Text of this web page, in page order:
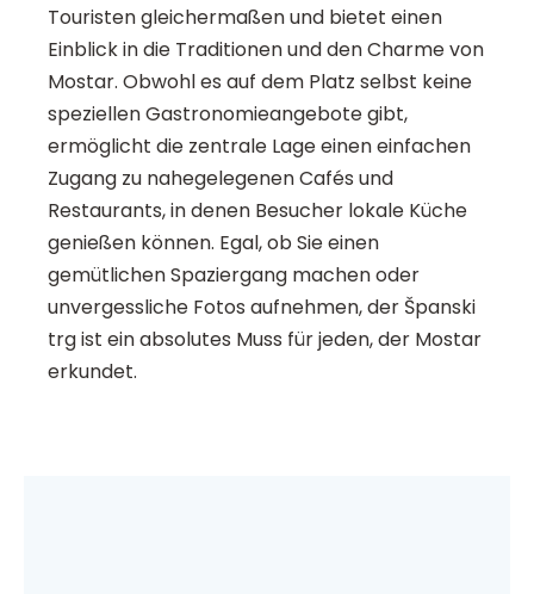
Touristen gleichermaßen und bietet einen
Einblick in die Traditionen und den Charme von
Mostar. Obwohl es auf dem Platz selbst keine
speziellen Gastronomieangebote gibt,
ermöglicht die zentrale Lage einen einfachen
Zugang zu nahegelegenen Cafés und
Restaurants, in denen Besucher lokale Küche
genießen können. Egal, ob Sie einen
gemütlichen Spaziergang machen oder
unvergessliche Fotos aufnehmen, der Španski
trg ist ein absolutes Muss für jeden, der Mostar
erkundet.